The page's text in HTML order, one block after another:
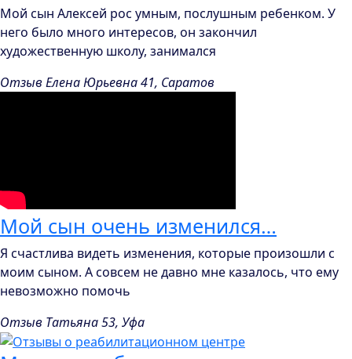
Мой сын Алексей рос умным, послушным ребенком. У
него было много интересов, он закончил
художественную школу, занимался
Отзыв Елена Юрьевна 41, Саратов
Мой сын очень изменился…
Я счастлива видеть изменения, которые произошли с
моим сыном. А совсем не давно мне казалось, что ему
невозможно помочь
Отзыв Татьяна 53, Уфа